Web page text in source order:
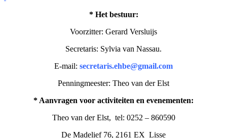
* Het bestuur:
Voorzitter: Gerard Versluijs
Secretaris: Sylvia van Nassau.
E-mail: secretaris.ehbe@gmail.com
Penningmeester: Theo van der Elst
* Aanvragen voor activiteiten en evenementen:
Theo van der Elst, tel: 0252 – 860590
De Madelief 76, 2161 EX Lisse